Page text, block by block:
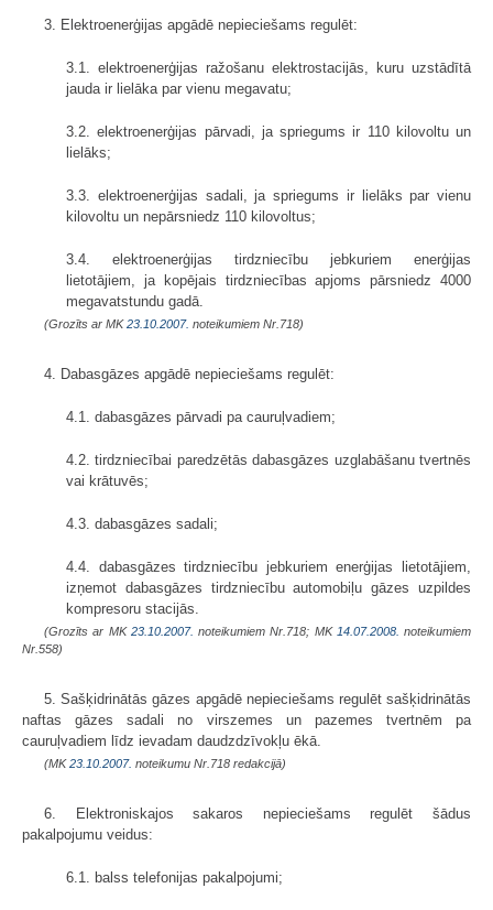
3. Elektroenerģijas apgādē nepieciešams regulēt:
3.1. elektroenerģijas ražošanu elektrostacijās, kuru uzstādītā
jauda ir lielāka par vienu megavatu;
3.2. elektroenerģijas pārvadi, ja spriegums ir 110 kilovoltu un
lielāks;
3.3. elektroenerģijas sadali, ja spriegums ir lielāks par vienu
kilovoltu un nepārsniedz 110 kilovoltus;
3.4. elektroenerģijas tirdzniecību jebkuriem enerģijas
lietotājiem, ja kopējais tirdzniecības apjoms pārsniedz 4000
megavatstundu gadā.
(Grozīts ar MK23.10.2007. noteikumiem Nr.718)
4. Dabasgāzes apgādē nepieciešams regulēt:
4.1. dabasgāzes pārvadi pa cauruļvadiem;
4.2. tirdzniecībai paredzētās dabasgāzes uzglabāšanu tvertnēs
vai krātuvēs;
4.3. dabasgāzes sadali;
4.4. dabasgāzes tirdzniecību jebkuriem enerģijas lietotājiem,
izņemot dabasgāzes tirdzniecību automobiļu gāzes uzpildes
kompresoru stacijās.
(Grozīts ar MK 23.10.2007. noteikumiem Nr.718; MK 14.07.2008. noteikumiem
Nr.558)
5. Sašķidrinātās gāzes apgādē nepieciešams regulēt sašķidrinātās
naftas gāzes sadali no virszemes un pazemes tvertnēm pa
cauruļvadiem līdz ievadam daudzdzīvokļu ēkā.
(MK23.10.2007. noteikumu Nr.718 redakcijā)
6. Elektroniskajos sakaros nepieciešams regulēt šādus
pakalpojumu veidus:
6.1. balss telefonijas pakalpojumi;